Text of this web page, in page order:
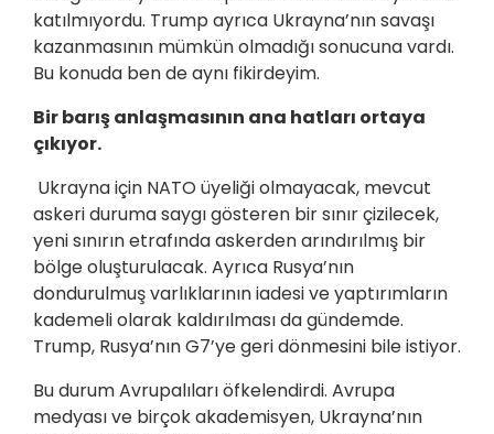
katılmıyordu. Trump ayrıca Ukrayna’nın savaşı
kazanmasının mümkün olmadığı sonucuna vardı.
Bu konuda ben de aynı fikirdeyim.
Bir barış anlaşmasının ana hatları ortaya
çıkıyor.
Ukrayna için NATO üyeliği olmayacak, mevcut
askeri duruma saygı gösteren bir sınır çizilecek,
yeni sınırın etrafında askerden arındırılmış bir
bölge oluşturulacak. Ayrıca Rusya’nın
dondurulmuş varlıklarının iadesi ve yaptırımların
kademeli olarak kaldırılması da gündemde.
Trump, Rusya’nın G7’ye geri dönmesini bile istiyor.
Bu durum Avrupalıları öfkelendirdi. Avrupa
medyası ve birçok akademisyen, Ukrayna’nın